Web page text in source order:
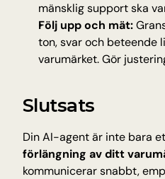
mänsklig support ska
Följ upp och mät:
ton, svar och beteende
varumärket. Gör
Slutsats
Din AI-agent är inte bara
förlängning av ditt
kommunicerar snabbt,